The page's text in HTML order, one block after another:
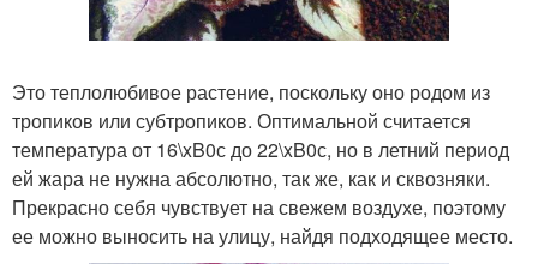
Это теплолюбивое растение, поскольку оно родом из
тропиков или субтропиков. Оптимальной считается
температура от 16\xB0с до 22\xB0с, но в летний период
ей жара не нужна абсолютно, так же, как и сквозняки.
Прекрасно себя чувствует на свежем воздухе, поэтому
ее можно выносить на улицу, найдя подходящее место.